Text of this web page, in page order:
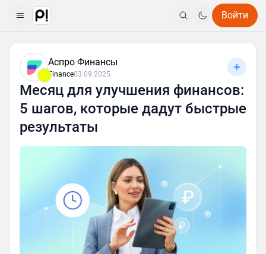
Войти
Аспро Финансы
Finance03.09.2025
Месяц для улучшения финансов:
5 шагов, которые дадут быстрые
результаты